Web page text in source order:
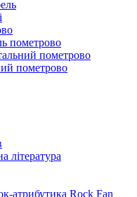
пометрово
пометрово
пометрово
література
атрибутика Rock Fan